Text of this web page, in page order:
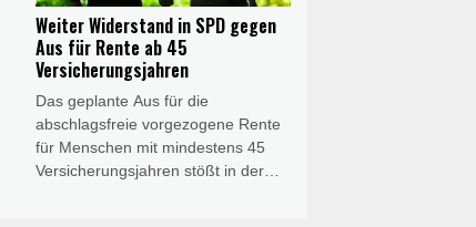
am Flughafen Leipzig/Halle. Die
Generalstaatsanwaltschaft Dresden
übernahm gemeinsam mit dem
Landeskriminalamt Sachsen die
Ermittlungen.
Weiter Widerstand in SPD gegen
Aus für Rente ab 45
Versicherungsjahren
Das geplante Aus für die
abschlagsfreie vorgezogene Rente
für Menschen mit mindestens 45
Versicherungsjahren stößt in der